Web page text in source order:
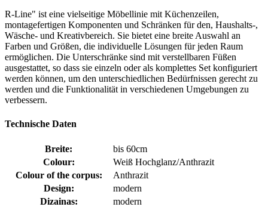
R-Line" ist eine vielseitige Möbellinie mit Küchenzeilen,
montagefertigen Komponenten und Schränken für den, Haushalts-,
Wäsche- und Kreativbereich. Sie bietet eine breite Auswahl an
Farben und Größen, die individuelle Lösungen für jeden Raum
ermöglichen. Die Unterschränke sind mit verstellbaren Füßen
ausgestattet, so dass sie einzeln oder als komplettes Set konfiguriert
werden können, um den unterschiedlichen Bedürfnissen gerecht zu
werden und die Funktionalität in verschiedenen Umgebungen zu
verbessern.
Technische Daten
Breite:
bis 60cm
Colour:
Weiß Hochglanz/Anthrazit
Colour of the corpus:
Anthrazit
Design:
modern
Dizainas:
modern